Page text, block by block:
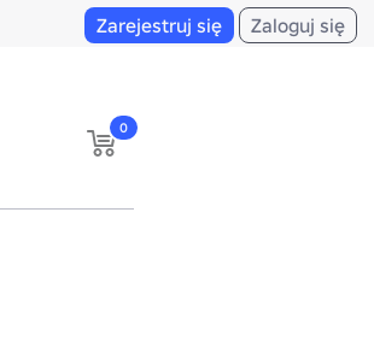
Zarejestruj się Zaloguj się
0